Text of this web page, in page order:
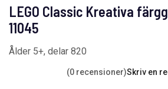
LEGO Classic Kreativa
11045
Ålder 5+, delar 820
(0 recensioner)Skriv en